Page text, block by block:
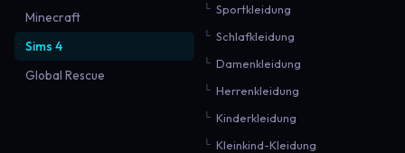
Minecraft
Sims 4
Global Rescue
Sportkleidung
Schlafkleidung
Damenkleidung
Herrenkleidung
Kinderkleidung
Kleinkind-Kleidung